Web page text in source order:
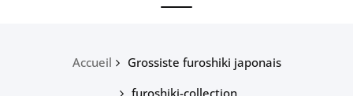
Accueil
Grossiste furoshiki japonais
furoshiki-collection